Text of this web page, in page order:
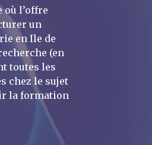
l’offre
un
en Ile de
(en
toutes les
chez le sujet
la formation